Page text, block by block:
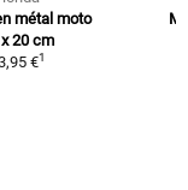
métal moto
20 cm
€1